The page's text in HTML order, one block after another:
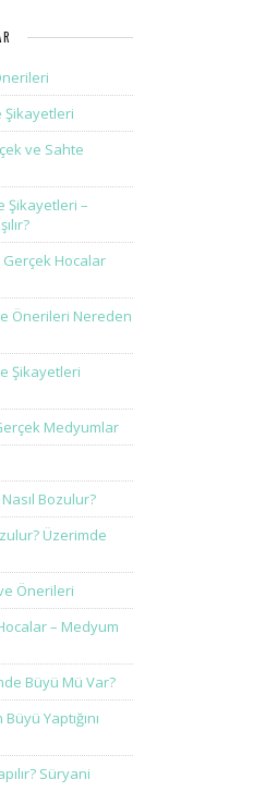
Şikayetleri
ve Sahte
Şikayetleri –
Gerçek Hocalar
Önerileri Nereden
Şikayetleri
Medyumlar
Bozulur?
Üzerimde
Önerileri
– Medyum
Büyü Mü Var?
Yaptığını
Süryani